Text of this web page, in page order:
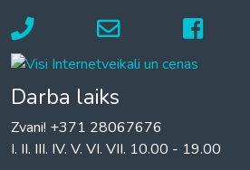
Darba laiks
Zvani! +371 28067676
I. II. III. IV. V. VI. VII. 10.00 - 19.00